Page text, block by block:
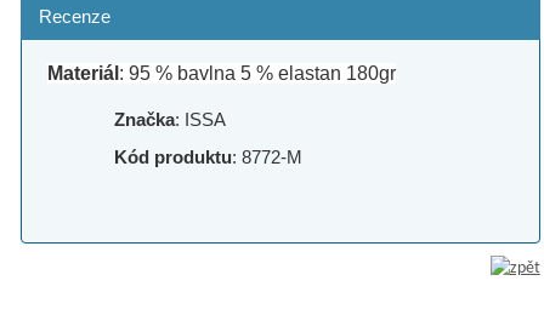
Recenze
Materiál : 95 % bavlna 5 % elastan 180gr
Značka: ISSA
Kód produktu: 8772-M